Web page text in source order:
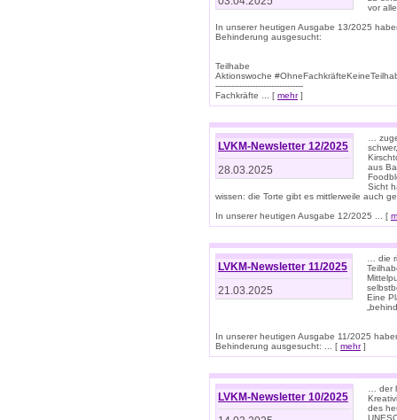
vor
In unserer heutigen Ausgabe 13/2025
Behinderung ausgesucht:
Teilhabe
Aktionswoche
---------------------------------
Fachkräfte ... [ mehr]
LVKM-Newsletter 12/2025
28.03.2025
…
aus
Sicht
wissen: die Torte gibt es mittlerweile auch
In unserer heutigen Ausgabe 12/2025 ... [
LVKM-Newsletter 11/2025
21.03.2025
… die
Eine
In unserer heutigen Ausgabe 11/2025
Behinderung ausgesucht: ... [ mehr]
LVKM-Newsletter 10/2025
… der
des